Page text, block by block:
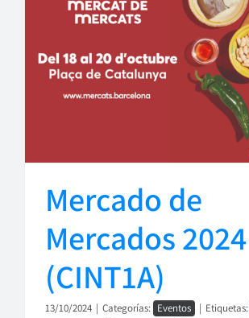
Mercado de
Mercados 2024
(CINT1A)
13/10/2024 | Categorías: Eventos | Etiquetas: